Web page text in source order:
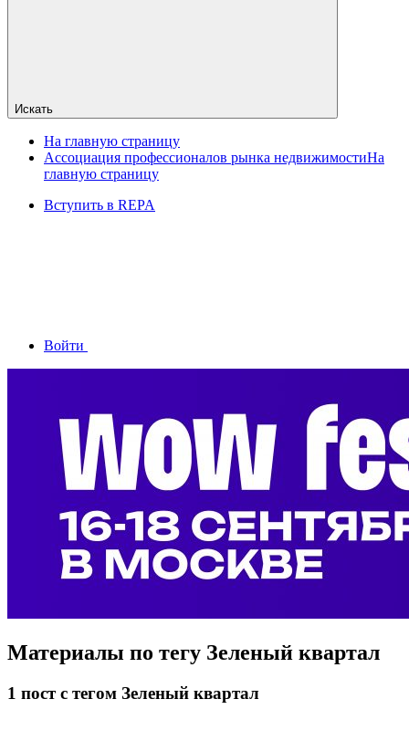
Искать
На главную страницу
Ассоциация профессионалов рынка недвижимостиНа
главную страницу
Вступить в REPA
Войти
Материалы по тегу Зеленый квартал
1 постс тегом Зеленый квартал